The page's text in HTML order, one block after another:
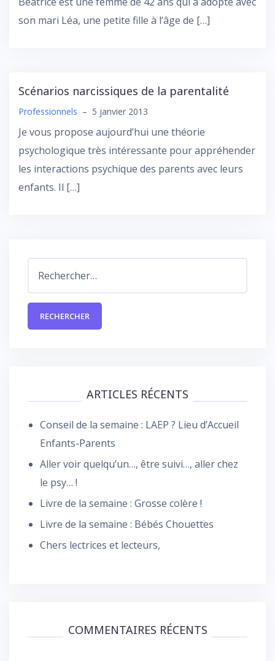
son mari Léa, une petite fille à l’âge de […]
Scénarios narcissiques de la parentalité
Professionnels – 5 janvier 2013
Je vous propose aujourd’hui une théorie
psychologique très intéressante pour appréhender
les interactions psychique des parents avec leurs
enfants. Il […]
ARTICLES RÉCENTS
Conseil de la semaine : LAEP ? Lieu d’Accueil
Enfants-Parents
Aller voir quelqu’un…, être suivi…, aller chez
le psy… !
Livre de la semaine : Grosse colère !
Livre de la semaine : Bébés Chouettes
Chers lectrices et lecteurs,
COMMENTAIRES RÉCENTS